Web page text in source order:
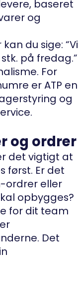
baseret
og
du sige: “Vi
på fredag.”
For
er ATP en
og
og ordrer
det vigtigt at
først. Er det
ordrer eller
opbygges?
for dit team
Det